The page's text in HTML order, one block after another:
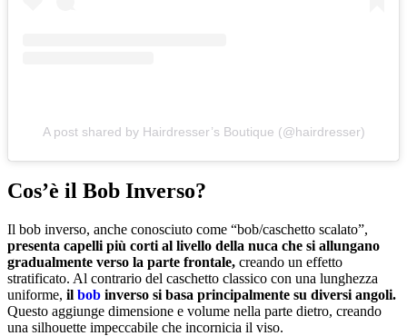
A post shared by Hairdresser’s Boutique (@hairdresser)
Cos’è il Bob Inverso?
Il bob inverso, anche conosciuto come “bob/caschetto scalato”,
presenta capelli più corti al livello della nuca che si allungano
gradualmente verso la parte frontale, creando un effetto
stratificato. Al contrario del caschetto classico con una lunghezza
uniforme, il bob inverso si basa principalmente su diversi angoli.
Questo aggiunge dimensione e volume nella parte dietro, creando
una silhouette impeccabile che incornicia il viso.